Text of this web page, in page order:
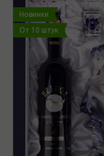
Новинки
От 10 штук